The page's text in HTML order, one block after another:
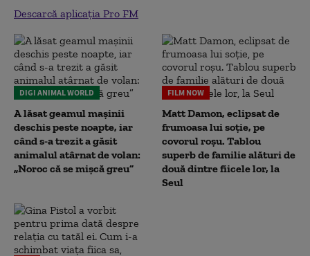
Descarcă aplicația Pro FM
DIGI ANIMAL WORLD
A lăsat geamul mașinii
deschis peste noapte, iar
când s-a trezit a găsit
animalul atârnat de volan:
„Noroc că se mișcă greu”
FILM NOW
Matt Damon, eclipsat de
frumoasa lui soție, pe
covorul roșu. Tablou
superb de familie alături de
două dintre fiicele lor, la
Seul